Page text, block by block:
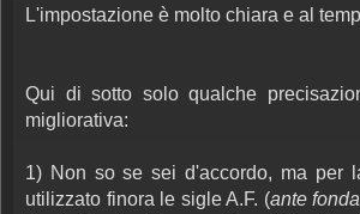
L'impostazione è molto chiara e al
Qui di sotto solo qualche
migliorativa:
1) Non so se sei d'accordo, ma per
utilizzato finora le sigle A.F. (ante